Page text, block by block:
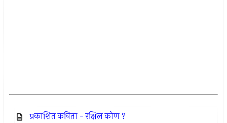
प्रकाशित कविता - रक्षिल कोण ?